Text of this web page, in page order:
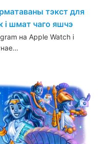
тэкст для
і шмат чаго яшчэ
на Apple Watch і